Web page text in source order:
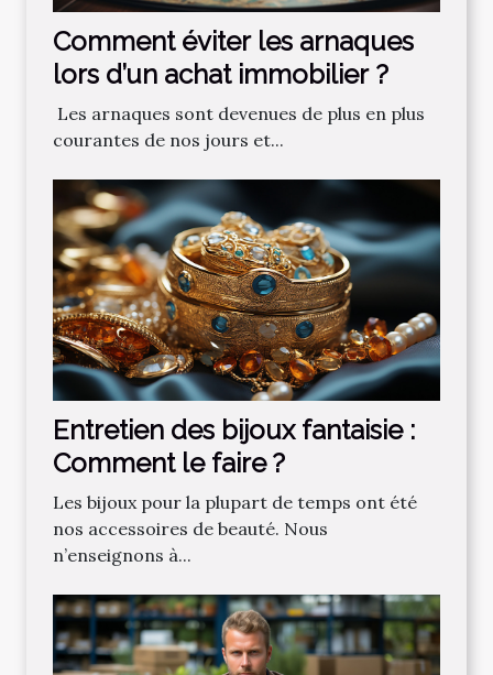
Comment‌ ‌éviter‌ ‌les‌ ‌arnaques‌
‌lors‌ ‌d’un‌ ‌achat‌ ‌immobilier ?‌ ‌
‌ Les‌ ‌arnaques‌ ‌sont‌ ‌devenues‌ ‌de‌ ‌plus‌ ‌en‌ ‌plus‌
‌courantes‌ ‌de‌ ‌nos‌ ‌jours‌ ‌et‌...
Entretien des bijoux fantaisie :
Comment le faire ?
Les bijoux pour la plupart de temps ont été
nos accessoires de beauté. Nous
n’enseignons à...